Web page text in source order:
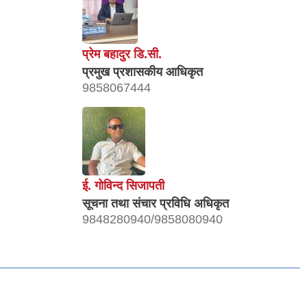
प्रेम बहादुर डि.सी.
प्रमुख प्रशासकीय आधिकृत
9858067444
ई. गाेविन्द सिजापती
सूचना तथा संचार प्रविधि अधिकृत
9848280940/9858080940